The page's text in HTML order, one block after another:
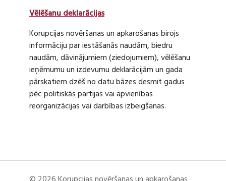
Vēlēšanu deklarācijas
Korupcijas novēršanas un apkarošanas birojs
informāciju par iestāšanās naudām, biedru
naudām, dāvinājumiem (ziedojumiem), vēlēšanu
ieņēmumu un izdevumu deklarācijām un gada
pārskatiem dzēš no datu bāzes desmit gadus
pēc politiskās partijas vai apvienības
reorganizācijas vai darbības izbeigšanas.